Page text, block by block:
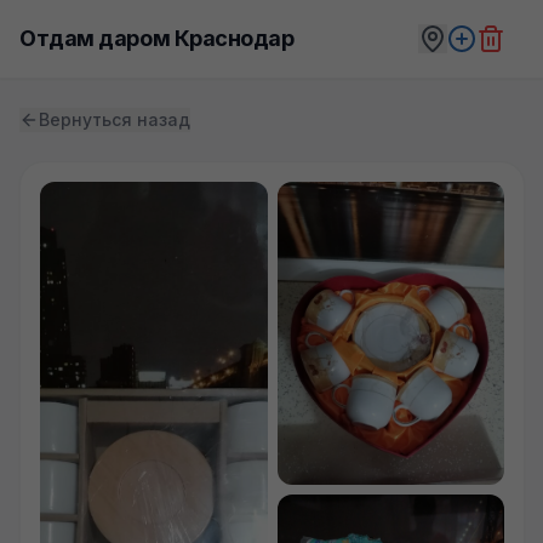
Отдам даром Краснодар
Вернуться назад